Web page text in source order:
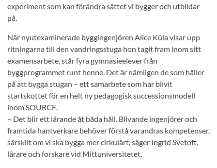
experiment som kan förändra sättet vi bygger och utbildar
på.
När nyutexaminerade byggingenjören Alice Küla visar upp
ritningarna till den vandringsstuga hon tagit fram inom sitt
examensarbete, står fyra gymnasieelever från
byggprogrammet runt henne. Det är nämligen de som håller
på att bygga stugan – ett samarbete som har blivit
startskottet för en helt ny pedagogisk successionsmodell
inom SOURCE.
– Det blir ett lärande åt båda håll. Blivande ingenjörer och
framtida hantverkare behöver förstå varandras kompetenser,
särskilt om vi ska bygga mer cirkulärt, säger Ingrid Svetoft,
lärare och forskare vid Mittuniversitetet.